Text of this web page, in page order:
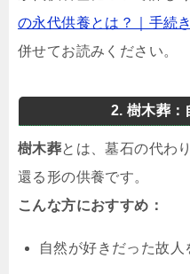
の永代供養とは？｜手続
併せてお読みください。
2. 樹木葬：
樹木葬とは、墓石の代わ
還る形の供養です。
こんな方におすすめ：
自然が好きだった故人